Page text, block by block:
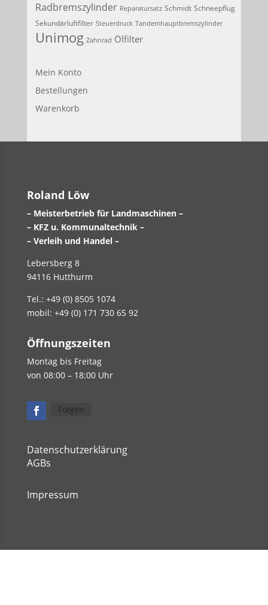
Radbremszylinder Reparatursatz Schmidt Schneepflug
Sekundärluftfilter Steuerdruck Tandemhauptbremszylinder
Unimog Zahnrad Ölfilter
Mein Konto
Bestellungen
Warenkorb
Roland Löw
– Meisterbetrieb für Landmaschinen –
– KFZ u. Kommunaltechnik –
– Verleih und Handel –
Lebersberg 8
94116 Hutthurm
Tel.: +49 (0) 8505 1074
mobil: +49 (0) 171 730 65 92
Öffnungszeiten
Montag bis Freitag
von 08:00 – 18:00 Uhr
Folgen
Datenschutzerklärung
AGBs
Impressum